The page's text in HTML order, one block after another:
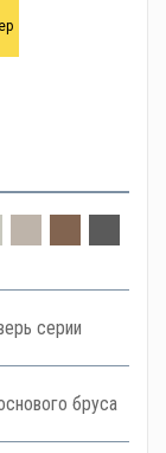
серии
бруса